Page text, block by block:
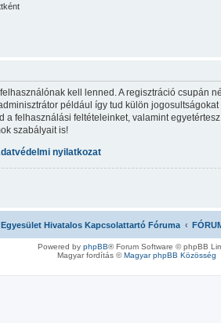
kell lenned. A regisztráció csupán
például így tud külön
a felhasználási feltételeinket, valamint
szabályait is!
nyilatkozat
Hivatalos Kapcsolattartó Fóruma
Powered by phpBB® Forum Software © phpBB
Magyar fordítás ©Magyar phpBB Közösség